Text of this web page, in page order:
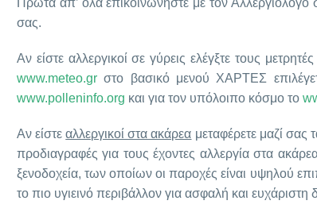
Πρώτα απ’ όλα επικοινωνήστε με τον Αλλεργιολόγο
σας.
Αν είστε αλλεργικοί σε γύρεις ελέγξτε τους
www.meteo.grστο βασικό μενού ΧΑΡΤΕΣ
www.polleninfo.org και για τον υπόλοιπο κόσμο το
Αν είστεαλλεργικοί στα ακάρεα μεταφέρετε μαζί σας
προδιαγραφές για τους έχοντες αλλεργία στα
ξενοδοχεία, των οποίων οι παροχές είναι υψηλού
το πιο υγιεινό περιβάλλον για ασφαλή και